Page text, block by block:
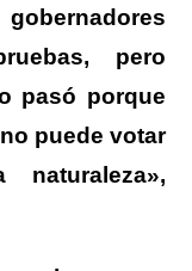
pero
pasó porque
puede votar
,